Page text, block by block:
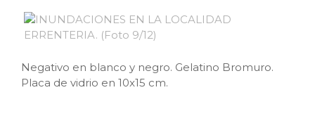
Negativo en blanco y negro. Gelatino Bromuro.
Placa de vidrio en 10x15 cm.